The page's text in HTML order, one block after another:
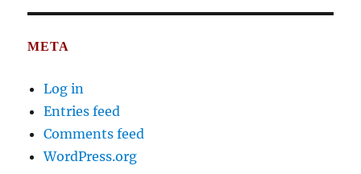
META
Log in
Entries feed
Comments feed
WordPress.org